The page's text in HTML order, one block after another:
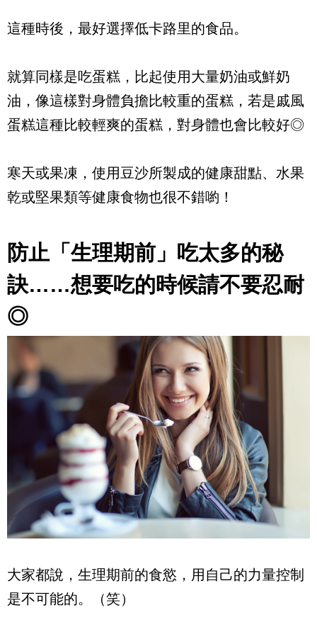
這種時後，最好選擇低卡路里的食品。
就算同樣是吃蛋糕，比起使用大量奶油或鮮奶
油，像這樣對身體負擔比較重的蛋糕，若是戚風
蛋糕這種比較輕爽的蛋糕，對身體也會比較好◎
寒天或果凍，使用豆沙所製成的健康甜點、水果
乾或堅果類等健康食物也很不錯喲！
防止「生理期前」吃太多的秘
訣……想要吃的時候請不要忍耐
◎
大家都說，生理期前的食慾，用自己的力量控制
是不可能的。（笑）